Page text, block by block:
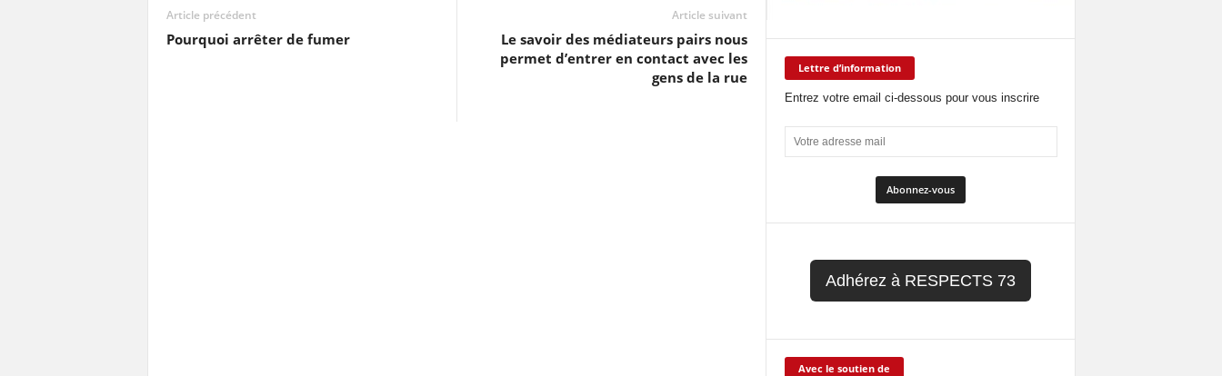
Article précédent
Pourquoi arrêter de fumer
Article suivant
Le savoir des médiateurs pairs nous
permet d’entrer en contact avec les
gens de la rue
Lettre d’information
Entrez votre email ci-dessous pour vous inscrire
Adhérez à RESPECTS 73
Avec le soutien de